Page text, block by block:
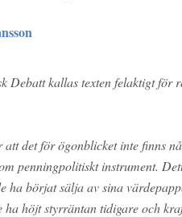
Debattkallas texten felaktigt för
det för ögonblicket inte finns
penningpolitiskt instrument.
ha börjat sälja av sina
höjt styrräntan tidigare och